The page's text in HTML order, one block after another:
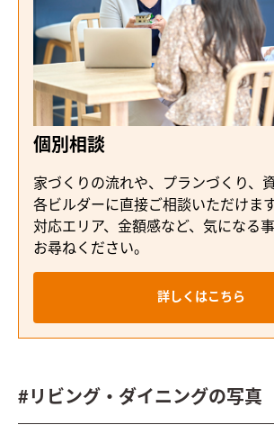
個別相談
家づくりの流れや、プランづくり、
各ビルダーに直接ご相談いただけま
対応エリア、金額感など、気になる
お尋ねください。
詳しくはこちら
#リビング・ダイニングの写真